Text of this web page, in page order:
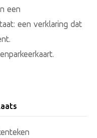
een
een verklaring dat